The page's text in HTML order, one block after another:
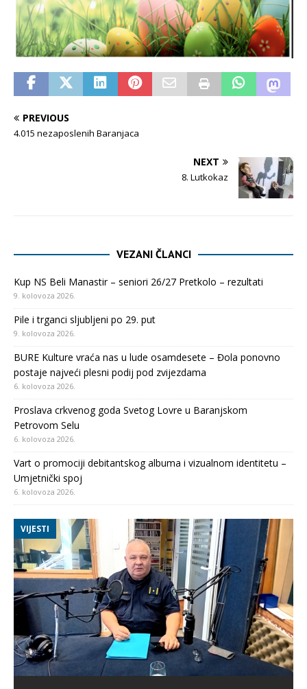
PREVIOUS
4.015 nezaposlenih Baranjaca
NEXT
8. Lutkokaz
VEZANI ČLANCI
Kup NS Beli Manastir – seniori 26/27 Pretkolo – rezultati
9. kolovoza 2026.
Pile i trganci sljubljeni po 29. put
9. kolovoza 2026.
BURE Kulture vraća nas u lude osamdesete – Đola ponovno
postaje najveći plesni podij pod zvijezdama
6. kolovoza 2026.
Proslava crkvenog goda Svetog Lovre u Baranjskom
Petrovom Selu
6. kolovoza 2026.
Vart o promociji debitantskog albuma i vizualnom identitetu –
Umjetnički spoj
6. kolovoza 2026.
VIJESTI